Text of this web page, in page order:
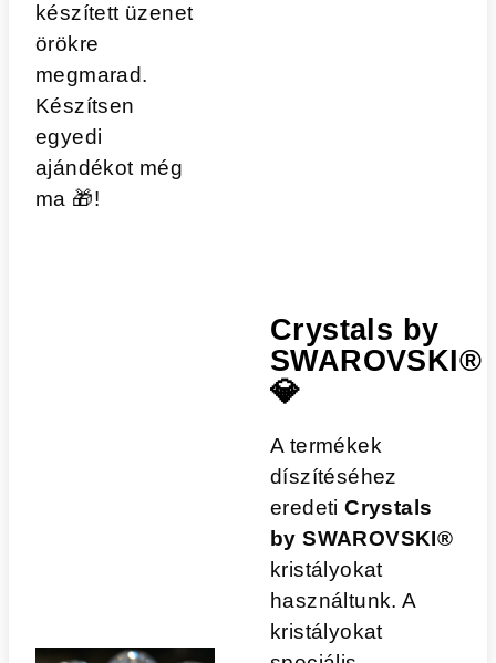
készített üzenet
örökre
megmarad.
Készítsen
egyedi
ajándékot még
ma 🎁!
Crystals by
SWAROVSKI®
💎
A termékek
díszítéséhez
eredetiCrystals
by SWAROVSKI®
kristályokat
használtunk. A
kristályokat